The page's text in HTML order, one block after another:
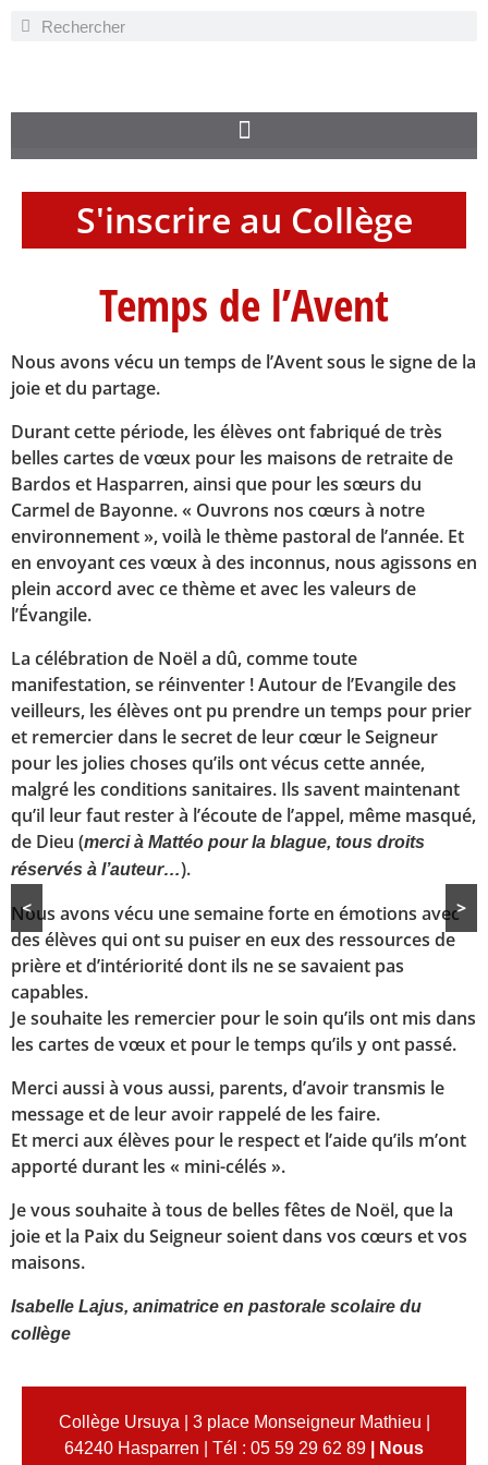
S'inscrire au Collège
Temps de l’Avent
Nous avons vécu un temps de l’Avent sous le signe de la
joie et du partage.
Durant cette période, les élèves ont fabriqué de très
belles cartes de vœux pour les maisons de retraite de
Bardos et Hasparren, ainsi que pour les sœurs du
Carmel de Bayonne. « Ouvrons nos cœurs à notre
environnement », voilà le thème pastoral de l’année. Et
en envoyant ces vœux à des inconnus, nous agissons en
plein accord avec ce thème et avec les valeurs de
l’Évangile.
La célébration de Noël a dû, comme toute
manifestation, se réinventer ! Autour de l’Evangile des
veilleurs, les élèves ont pu prendre un temps pour prier
et remercier dans le secret de leur cœur le Seigneur
pour les jolies choses qu’ils ont vécus cette année,
malgré les conditions sanitaires. Ils savent maintenant
qu’il leur faut rester à l’écoute de l’appel, même masqué,
de Dieu (merci à Mattéo pour la blague, tous droits
réservés à l’auteur…).
<
>
Nous avons vécu une semaine forte en émotions avec
des élèves qui ont su puiser en eux des ressources de
prière et d’intériorité dont ils ne se savaient pas
capables.
Je souhaite les remercier pour le soin qu’ils ont mis dans
les cartes de vœux et pour le temps qu’ils y ont passé.
Merci aussi à vous aussi, parents, d’avoir transmis le
message et de leur avoir rappelé de les faire.
Et merci aux élèves pour le respect et l’aide qu’ils m’ont
apporté durant les « mini-célés ».
Je vous souhaite à tous de belles fêtes de Noël, que la
joie et la Paix du Seigneur soient dans vos cœurs et vos
maisons.
Isabelle Lajus, animatrice en pastorale scolaire du
collège
Collège Ursuya | 3 place Monseigneur Mathieu |
64240 Hasparren | Tél : 05 59 29 62 89
Nous